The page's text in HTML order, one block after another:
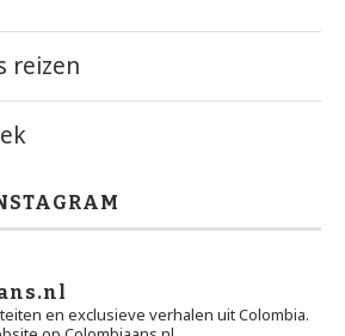
reizen
en exclusieve verhalen uit Colombia.